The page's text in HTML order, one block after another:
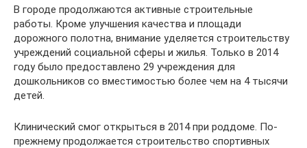
В городе продолжаются активные строительные
работы. Кроме улучшения качества и площади
дорожного полотна, внимание уделяется строительству
учреждений социальной сферы и жилья. Только в 2014
году было предоставлено 29 учреждения для
дошкольников со вместимостью более чем на 4 тысячи
детей.
Клинический смог открыться в 2014 при роддоме. По-
прежнему продолжается строительство спортивных